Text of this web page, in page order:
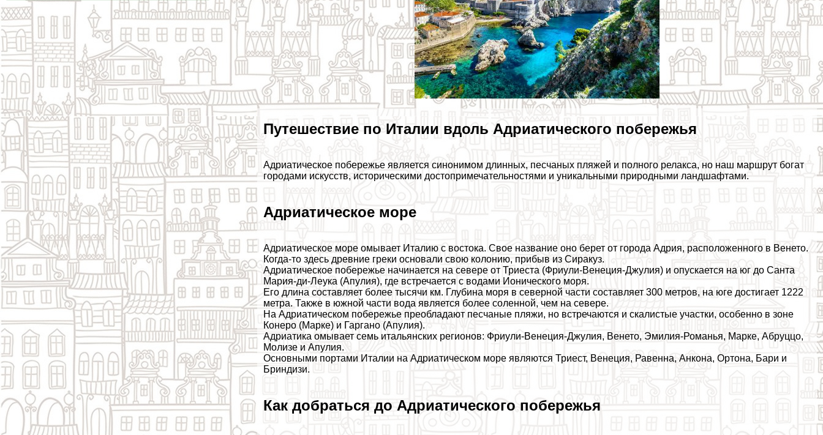
Путешествие по Италии вдоль Адриатического побережья
Адриатическое побережье является синонимом длинных, песчаных пляжей и полного релакса, но наш маршрут богат
городами искусств, историческими достопримечательностями и уникальными природными ландшафтами.
Адриатическое море
Адриатическое море омывает Италию с востока. Свое название оно берет от города Адрия, расположенного в Венето.
Когда-то здесь древние греки основали свою колонию, прибыв из Сиpaкуз.
Адриатическое побережье начинается на севере от Триеста (Фриули-Венеция-Джулия) и опускается на юг до Санта
Мария-ди-Леука (Апулия), где встречается с водами Ионического моря.
Его длина составляет более тысячи км. Глубина моря в северной части составляет 300 метров, на юге достигает 1222
метра. Также в южной части вода является более соленной, чем на севере.
На Адриатическом побережье преобладают песчаные пляжи, но встречаются и скалистые участки, особенно в зоне
Конеро (Марке) и Гаргано (Апулия).
Адриатика омывает семь итальянских регионов: Фриули-Венеция-Джулия, Венето, Эмилия-Романья, Марке, Абруццо,
Молизе и Апулия.
Основными портами Италии на Адриатическом море являются Триест, Венеция, Равенна, Анкона, Ортона, Бари и
Бриндизи.
Как добраться до Адриатического побережья